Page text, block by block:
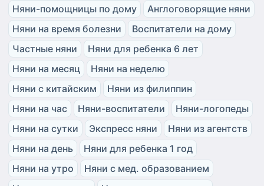
Няни-помощницы по дому
Англоговорящие няни
Няни на время болезни
Воспитатели на дому
Частные няни
Няни для ребенка 6 лет
Няни на месяц
Няни на неделю
Няни с китайским
Няни из филиппин
Няни на час
Няни-воспитатели
Няни-логопеды
Няни на сутки
Экспресс няни
Няни из агентств
Няни на день
Няни для ребенка 1 год
Няни на утро
Няни с мед. образованием